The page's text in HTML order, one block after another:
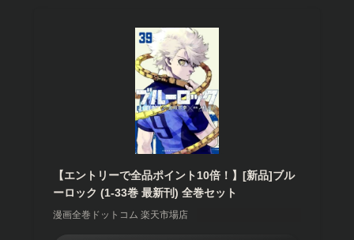
【エントリーで全品ポイント10倍！】[新品]ブル
ーロック (1-33巻 最新刊) 全巻セット
漫画全巻ドットコム 楽天市場店